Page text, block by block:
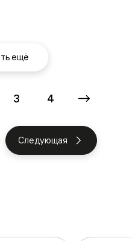
ещё
3 4
Следующая